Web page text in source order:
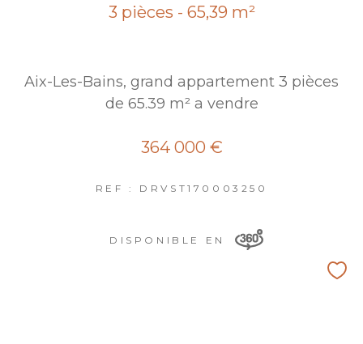
3 pièces - 65,39 m²
Aix-Les-Bains, grand appartement 3 pièces
de 65.39 m² a vendre
364 000 €
REF : DRVST170003250
DISPONIBLE EN